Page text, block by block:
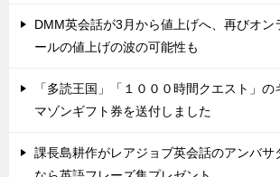
DMM英会話が3月から値上げへ、再びオン
ールの値上げの波の可能性も
「多読王国」「１０００時間クエスト」
マゾンギフト券を送付しました
課長島耕作がレアジョブ英会話のアンバサ